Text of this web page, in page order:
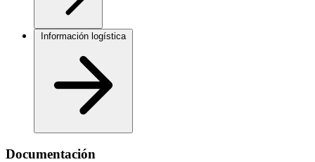
Documentación